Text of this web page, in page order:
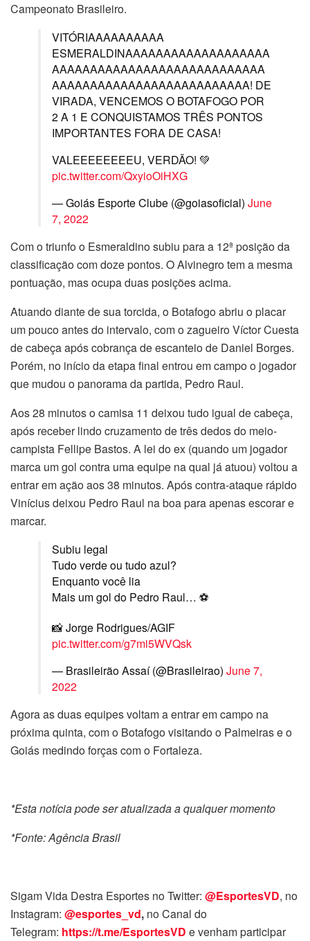
Campeonato Brasileiro.
VITÓRIAAAAAAAAAA
ESMERALDINAAAAAAAAAAAAAAAAAAA
AAAAAAAAAAAAAAAAAAAAAAAAAAAA
AAAAAAAAAAAAAAAAAAAAAAAAAA! DE
VIRADA, VENCEMOS O BOTAFOGO POR
2 A 1 E CONQUISTAMOS TRÊS PONTOS
IMPORTANTES FORA DE CASA!
VALEEEEEEEEU, VERDÃO! 💚
pic.twitter.com/QxyioOiHXG
— Goiás Esporte Clube (@goiasoficial) June
7, 2022
Com o triunfo o Esmeraldino subiu para a 12ª posição da
classificação com doze pontos. O Alvinegro tem a mesma
pontuação, mas ocupa duas posições acima.
Atuando diante de sua torcida, o Botafogo abriu o placar
um pouco antes do intervalo, com o zagueiro Víctor Cuesta
de cabeça após cobrança de escanteio de Daniel Borges.
Porém, no início da etapa final entrou em campo o jogador
que mudou o panorama da partida, Pedro Raul.
Aos 28 minutos o camisa 11 deixou tudo igual de cabeça,
após receber lindo cruzamento de três dedos do meio-
campista Fellipe Bastos. A lei do ex (quando um jogador
marca um gol contra uma equipe na qual já atuou) voltou a
entrar em ação aos 38 minutos. Após contra-ataque rápido
Vinícius deixou Pedro Raul na boa para apenas escorar e
marcar.
Subiu legal
Tudo verde ou tudo azul?
Enquanto você lia
Mais um gol do Pedro Raul… ⚽️
📸 Jorge Rodrigues/AGIF
pic.twitter.com/g7mi5WVQsk
— Brasileirão Assaí (@Brasileirao) June 7,
2022
Agora as duas equipes voltam a entrar em campo na
próxima quinta, com o Botafogo visitando o Palmeiras e o
Goiás medindo forças com o Fortaleza.
*Esta notícia pode ser atualizada a qualquer momento
*Fonte: Agência Brasil
Sigam Vida Destra Esportes no Twitter: @EsportesVD, no
Instagram: @esportes_vd, no Canal do
Telegram: https://t.me/EsportesVD e venham participar